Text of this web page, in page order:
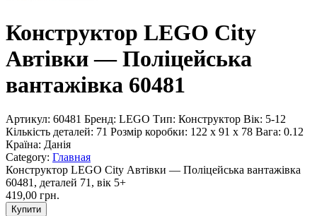
Конструктор LEGO City
Автівки — Поліцейська
вантажівка 60481
Артикул: 60481 Бренд: LEGO Тип: Конструктор Вік: 5-12
Кількість деталей: 71 Розмір коробки: 122 x 91 x 78 Вага: 0.12
Країна: Данія
Category: Главная
Конструктор LEGO City Автівки — Поліцейська вантажівка
60481, деталей 71, вік 5+
419,00 грн.
Купити